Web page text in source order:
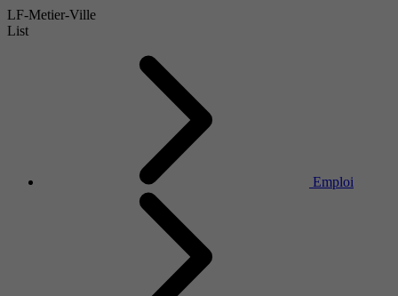
LF-Metier-Ville
List
Emploi